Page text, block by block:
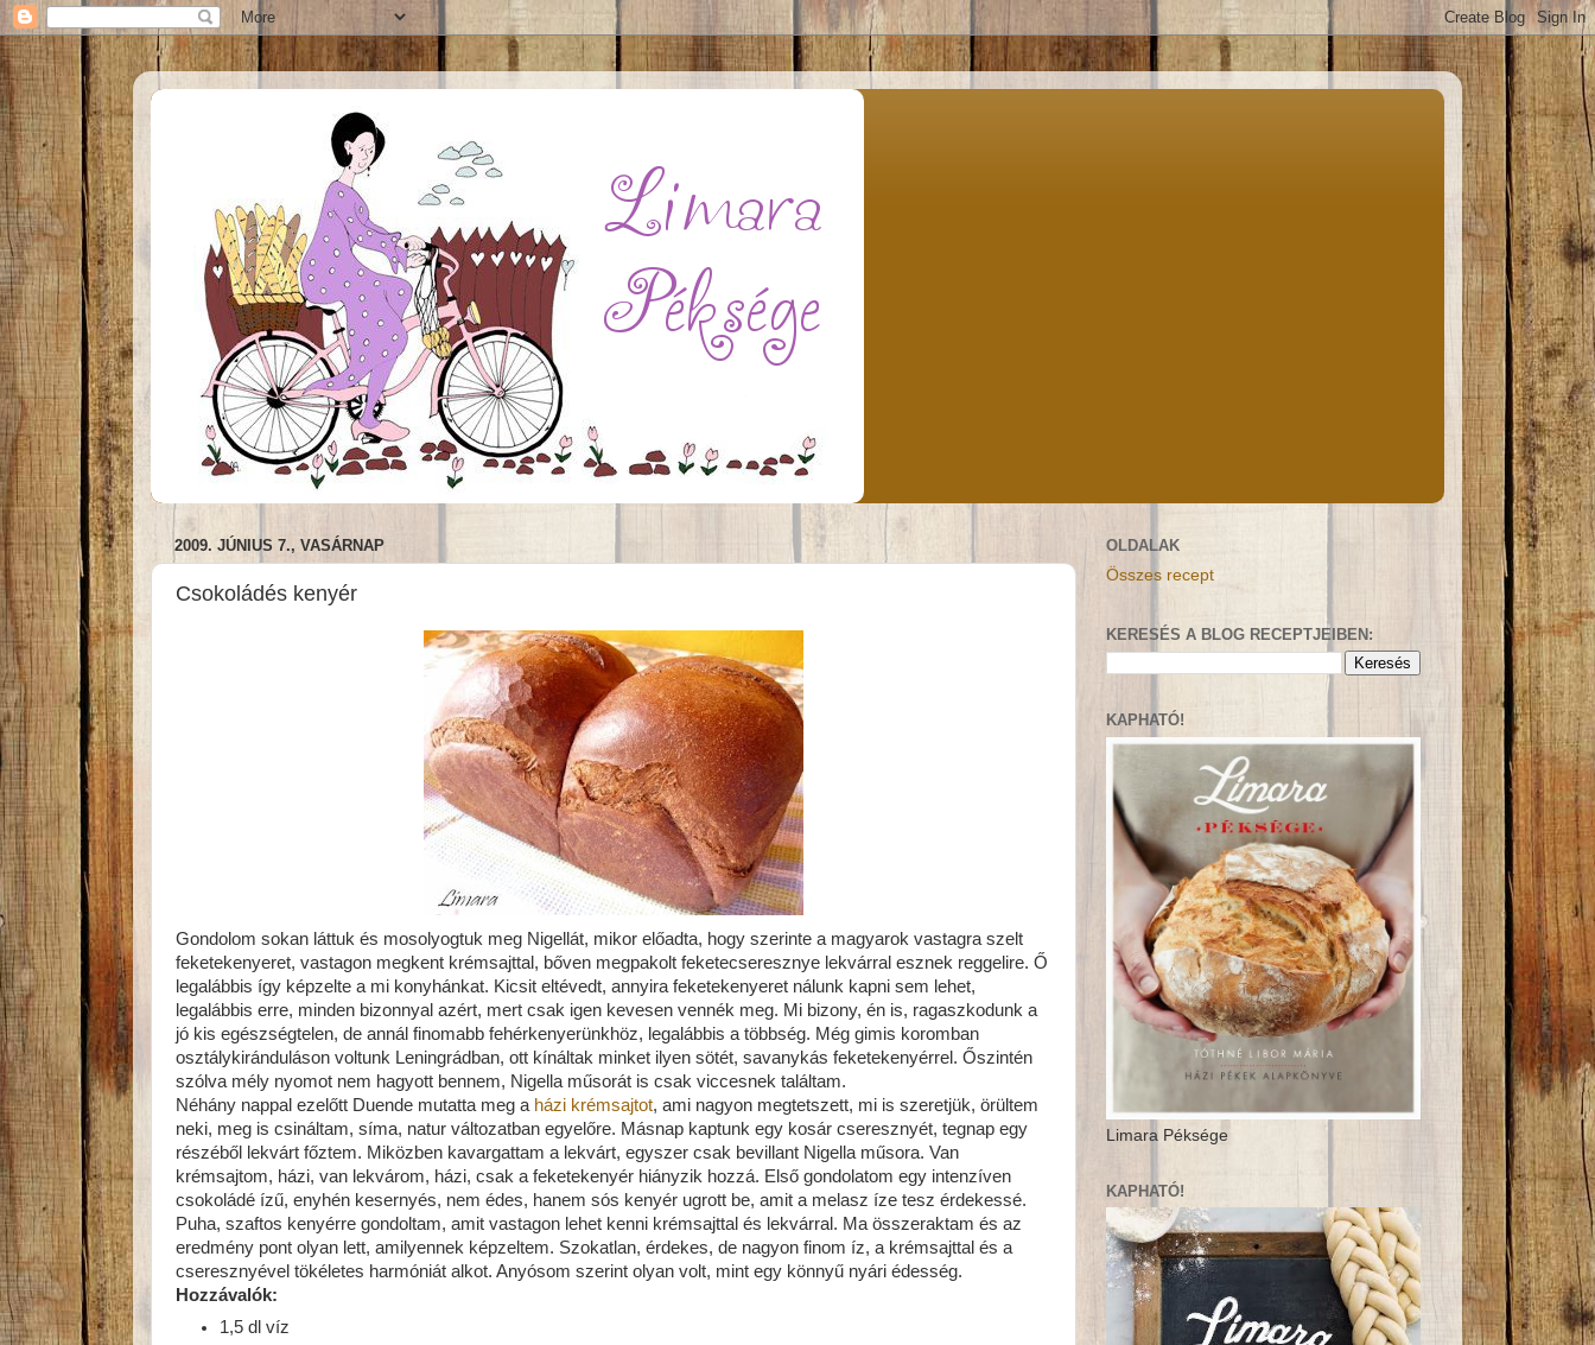
2009. JÚNIUS 7., VASÁRNAP
Csokoládés kenyér
Gondolom sokan láttuk és mosolyogtuk meg Nigellát, mikor előadta, hogy szerinte a magyarok vastagra szelt
feketekenyeret, vastagon megkent krémsajttal, bőven megpakolt feketecseresznye lekvárral esznek reggelire. Ő
legalábbis így képzelte a mi konyhánkat. Kicsit eltévedt, annyira feketekenyeret nálunk kapni sem lehet,
legalábbis erre, minden bizonnyal azért, mert csak igen kevesen vennék meg. Mi bizony, én is, ragaszkodunk a
jó kis egészségtelen, de annál finomabb fehérkenyerünkhöz, legalábbis a többség. Még gimis koromban
osztálykiránduláson voltunk Leningrádban, ott kínáltak minket ilyen sötét, savanykás feketekenyérrel. Őszintén
szólva mély nyomot nem hagyott bennem, Nigella műsorát is csak viccesnek találtam.
Néhány nappal ezelőtt Duende mutatta meg a házi krémsajtot, ami nagyon megtetszett, mi is szeretjük, örültem
neki, meg is csináltam, síma, natur változatban egyelőre. Másnap kaptunk egy kosár cseresznyét, tegnap egy
részéből lekvárt főztem. Miközben kavargattam a lekvárt, egyszer csak bevillant Nigella műsora. Van
krémsajtom, házi, van lekvárom, házi, csak a feketekenyér hiányzik hozzá. Első gondolatom egy intenzíven
csokoládé ízű, enyhén kesernyés, nem édes, hanem sós kenyér ugrott be, amit a melasz íze tesz érdekessé.
Puha, szaftos kenyérre gondoltam, amit vastagon lehet kenni krémsajttal és lekvárral. Ma összeraktam és az
eredmény pont olyan lett, amilyennek képzeltem. Szokatlan, érdekes, de nagyon finom íz, a krémsajttal és a
cseresznyével tökéletes harmóniát alkot. Anyósom szerint olyan volt, mint egy könnyű nyári édesség.
Hozzávalók:
1,5 dl víz
OLDALAK
Összes recept
KERESÉS A BLOG RECEPTJEIBEN:
KAPHATÓ!
Limara Péksége
KAPHATÓ!